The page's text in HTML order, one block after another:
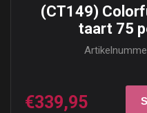
(CT149)
taart 75
€339,95